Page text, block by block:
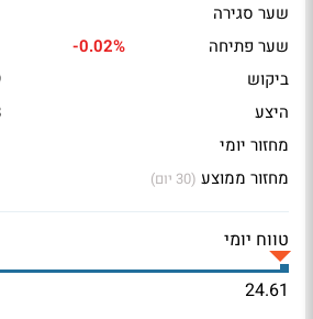
שער סגירה
שער פתיחה
-0.02%
ביקוש
היצע
מחזור יומי
מחזור ממוצע (30 יום)
טווח יומי
24.61